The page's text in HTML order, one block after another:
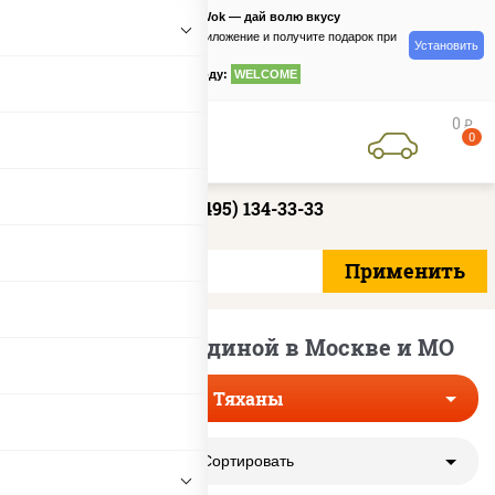
PizzaSushiWok — дай волю вкусу
Скачайте приложение и получите подарок при
по промокоду: WELCOME
Установить
0 руб
0
+7 (495) 134-33-33
Тяханы с говядиной в Москве и МО
Тяханы
Сортировать